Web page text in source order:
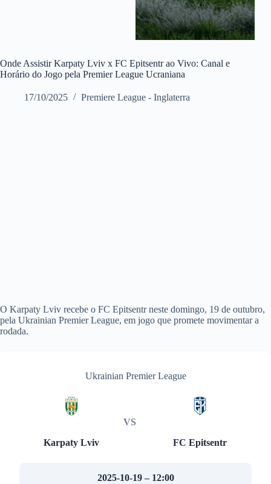
Onde Assistir Karpaty Lviv x FC Epitsentr ao Vivo: Canal e
Horário do Jogo pela Premier League Ucraniana
17/10/2025 Premiere League - Inglaterra
O Karpaty Lviv recebe o FC Epitsentr neste domingo, 19 de outubro,
pela Ukrainian Premier League, em jogo que promete movimentar a
rodada.
Ukrainian Premier League
Karpaty Lviv
VS
FC Epitsentr
2025-10-19 – 12:00